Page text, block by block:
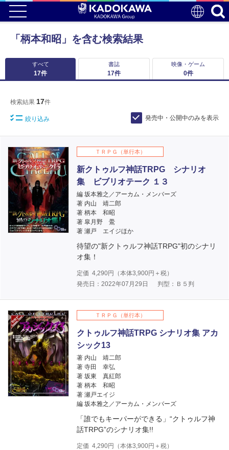
「柄本和昭」を含む検索結果
すべて
17件
書誌
17件
映像・ゲーム
0件
検索結果 17件
絞り込み 発売中・公開中のみを表示
ＴＲＰＧ（単行本）
新クトゥルフ神話TRPG シナリオ
集 ビブリオテーク １３
編 坂本雅之／アーカム・メンバーズ
著 内山 靖二郎
著 柄本 和昭
著 皐月野 鷽
著 瀬戸 エイジほか
待望の"新クトゥルフ神話TRPG"初のシナリ
オ集！
定価 4,290円（本体3,900円＋税）
発売日：2022年07月29日
判型：Ｂ５判
ＴＲＰＧ（単行本）
クトゥルフ神話TRPG シナリオ集 アカ
シック13
著 内山 靖二郎
著 寺田 幸弘
著 坂東 真紅郎
著 柄本 和昭
著 瀬戸エイジ
編 坂本雅之／アーカム・メンバーズ
「誰でもキーパーができる」“クトゥルフ神
話TRPG”のシナリオ集!!
定価 4,290円（本体3,900円＋税）